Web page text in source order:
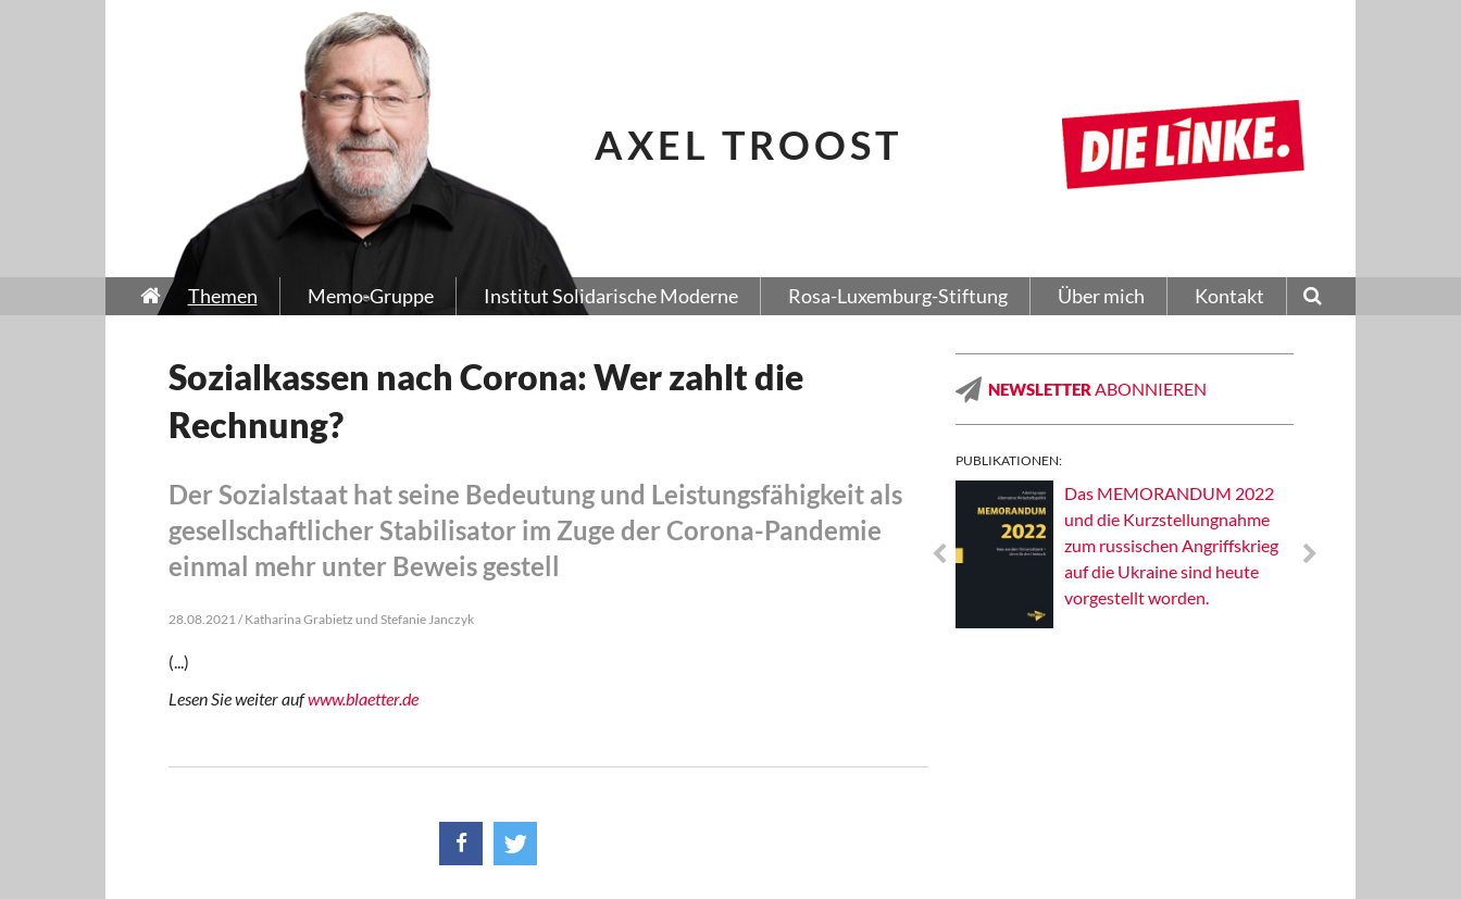
AXEL TROOST
Themen Memo-Gruppe Institut Solidarische Moderne Rosa-Luxemburg-Stiftung Über mich Kontakt
Sozialkassen nach Corona: Wer zahlt die
Rechnung?
Der Sozialstaat hat seine Bedeutung und Leistungsfähigkeit als
gesellschaftlicher Stabilisator im Zuge der Corona-Pandemie
einmal mehr unter Beweis gestell
28.08.2021 / Katharina Grabietz und Stefanie Janczyk
(...)
Lesen Sie weiter aufwww.blaetter.de
NEWSLETTER ABONNIEREN
PUBLIKATIONEN:
Solidarisches EUropa -
Mosaiklinke Perspektiven
Das MEMORANDUM 2022
und die Kurzstellungnahme
zum russischen Angriffskrieg
auf die Ukraine sind heute
vorgestellt worden.